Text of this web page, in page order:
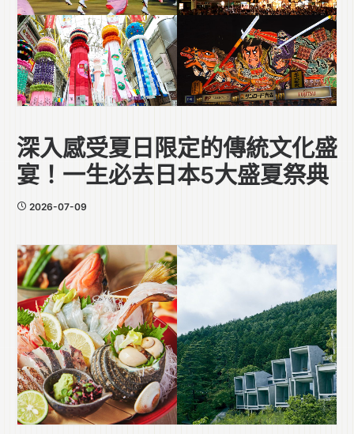
深入感受夏日限定的傳統文化盛
宴！一生必去日本5大盛夏祭典
2026-07-09